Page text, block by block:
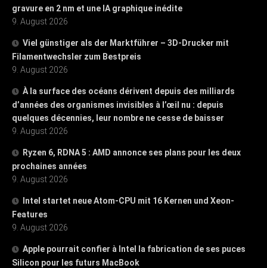
gravure en 2 nm et une IA graphique inédite
9. August 2026
Viel günstiger als der Marktführer – 3D-Drucker mit
Filamentwechsler zum Bestpreis
9. August 2026
À la surface des océans dérivent depuis des milliards
d’années des organismes invisibles à l’œil nu : depuis
quelques décennies, leur nombre ne cesse de baisser
9. August 2026
Ryzen 6, RDNA 5 : AMD annonce ses plans pour les deux
prochaines années
9. August 2026
Intel startet neue Atom-CPU mit 16 Kernen und Xeon-
Features
9. August 2026
Apple pourrait confier à Intel la fabrication de ses puces
Silicon pour les futurs MacBook